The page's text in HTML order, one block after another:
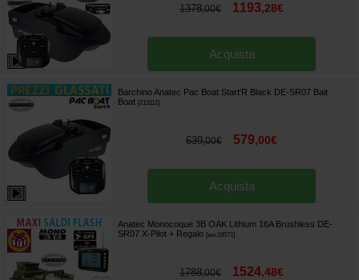
1378,00€ 1193,28€
Acquista
Barchino Anatec Pac Boat Start'R Black DE-SR07 Bait
Boat
213112]
639,00€ 579,00€
Acquista
Anatec Monocoque 3B OAK Lithium 16A Brushless DE-
SR07 X-Pilot + Regalo [esc18571]
1788,00€ 1524,48€